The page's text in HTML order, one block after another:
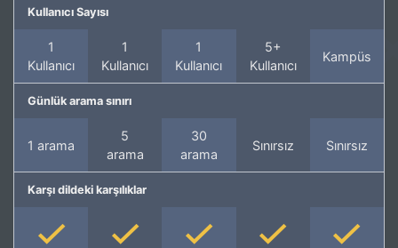
Kullanıcı Sayısı
1
Kullanıcı
1
Kullanıcı
1
Kullanıcı
5+
Kullanıcı
Kampüs
Günlük arama sınırı
1 arama
5
arama
30
arama
Sınırsız Sınırsız
Karşı dildeki karşılıklar